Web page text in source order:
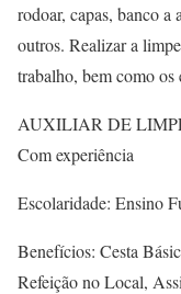
rodoar, capas, banco a
outros. Realizar a
trabalho, bem como os
AUXILIAR DE
Com experiência
Escolaridade: Ensino
Benefícios: Cesta
Refeição no Local,